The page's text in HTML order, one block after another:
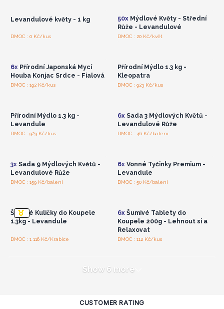
Levandulové květy - 1 kg
DMOC : 0 Kč/kus
50xMýdlové Květy - Střední
Růže - Levandulové
DMOC : 20 Kč/květ
Přihlaste se nebo se
6xPřírodní Japonská Mycí
Houba Konjac Srdce - Fialová
DMOC : 192 Kč/kus
Přihlaste se nebo se
Přírodní Mýdlo 1.3 kg -
Kleopatra
DMOC : 923 Kč/kus
Přihlaste se nebo se
Přírodní Mýdlo 1.3 kg -
Levandule
DMOC : 923 Kč/kus
Přihlaste se nebo se
6xSada 3 Mýdlových Květů -
Levandulové Růže
DMOC : 46 Kč/balení
Přihlaste se nebo se
3xSada 9 Mýdlových Květů -
Levandulové Růže
DMOC : 159 Kč/balení
Přihlaste se nebo se
6xVonné Tyčinky Premium -
Levandule
DMOC : 50 Kč/balení
Přihlaste se nebo se
Šumivé Kuličky do Koupele
1.3kg - Levandule
DMOC : 1 116 Kč/Krabice
Přihlaste se nebo se
6xŠumivé Tablety do
Koupele 200g - Lehnout si a
Relaxovat
DMOC : 112 Kč/kus
Show 6 more
CUSTOMER RATING